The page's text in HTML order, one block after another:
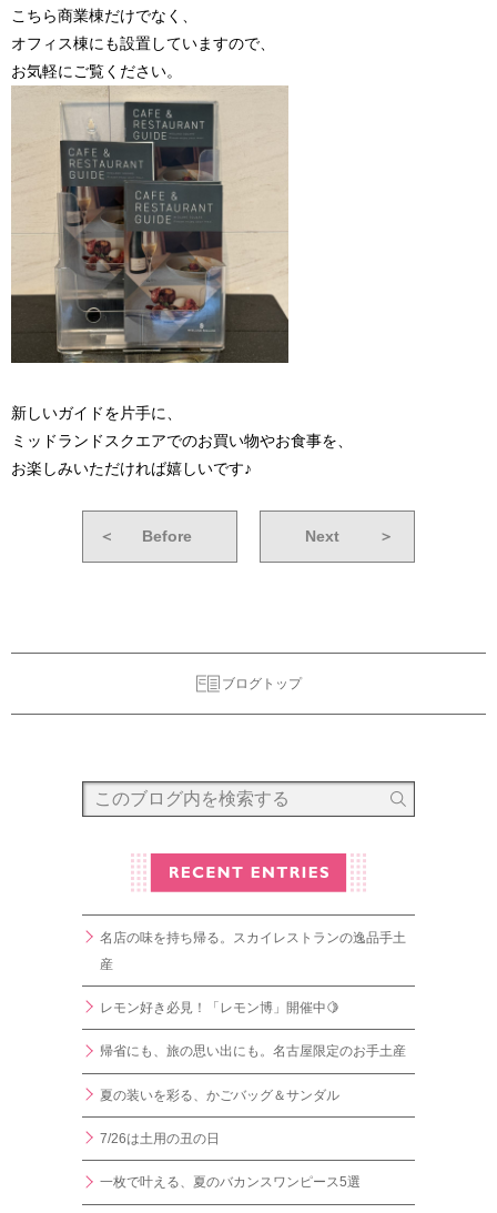
こちら商業棟だけでなく、
オフィス棟にも設置していますので、
お気軽にご覧ください。
新しいガイドを片手に、
ミッドランドスクエアでのお買い物やお食事を、
お楽しみいただければ嬉しいです♪
＜ Before Next ＞
ブログトップ
名店の味を持ち帰る。スカイレストランの逸品手土
産
レモン好き必見！「レモン博」開催中🍋
帰省にも、旅の思い出にも。名古屋限定のお手土産
夏の装いを彩る、かごバッグ＆サンダル
7/26は土用の丑の日
一枚で叶える、夏のバカンスワンピース5選